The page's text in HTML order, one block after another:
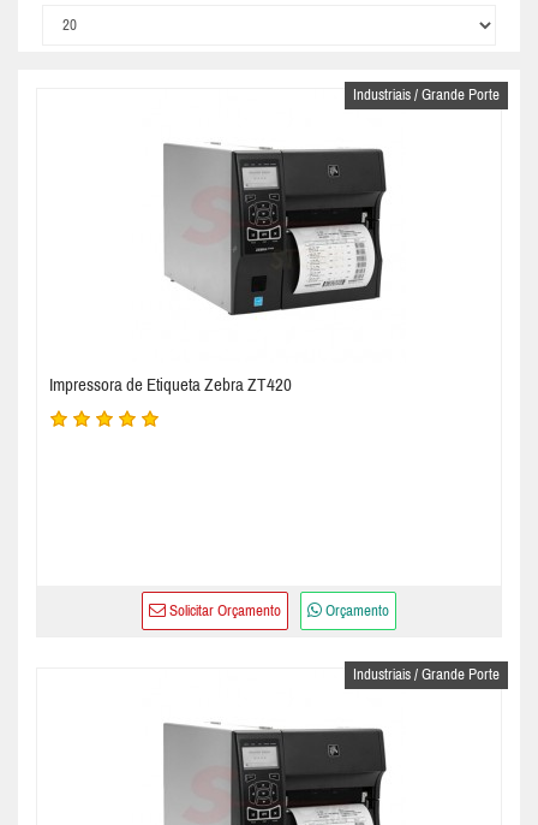
Industriais / Grande Porte
Impressora de Etiqueta Zebra ZT420
Solicitar Orçamento Orçamento
Industriais / Grande Porte